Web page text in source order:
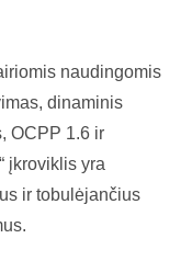
naudingomis
dinaminis
OCPP 1.6 ir
įkroviklis yra
ir tobulėjančius